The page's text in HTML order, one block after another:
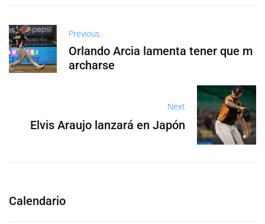
Previous
Orlando Arcia lamenta tener que m
archarse
Next
Elvis Araujo lanzará en Japón
Calendario